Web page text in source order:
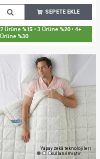
SEPETE EKLE
Sepette %30'a Varan İndirim
Yapay zekâ teknolojileri
kullanılmıştır.